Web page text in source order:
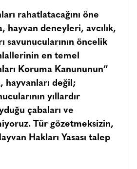
rahatlatacağını öne
hayvan deneyleri, avcılık,
savunucularının öncelik
en temel
Koruma Kanununun”
hayvanları değil;
yıllardır
çabaları ve
Tür gözetmeksizin,
Hakları Yasası talep